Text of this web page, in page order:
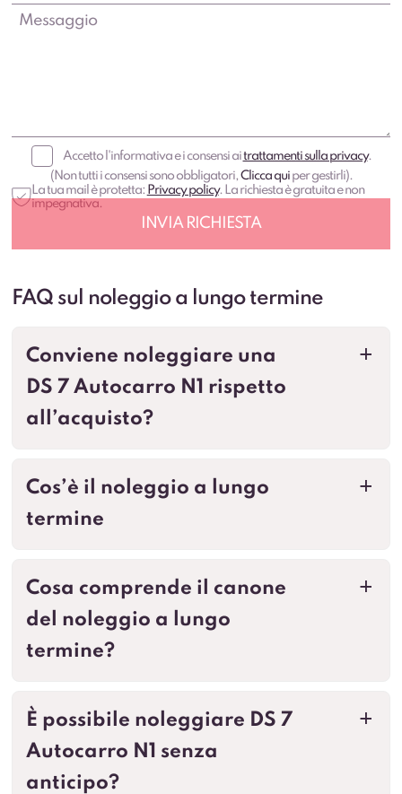
Accetto l'informativa e i consensi aitrattamenti sulla privacy.
(Non tutti i consensi sono obbligatori, Clicca quiper gestirli).
La tua mail è protetta: Privacy policy. La richiesta è gratuita e non
impegnativa.
FAQ sul noleggio a lungo termine
a
Conviene noleggiare una
DS 7 Autocarro N1 rispetto
all’acquisto?
a
Cos’è il noleggio a lungo
termine
a
Cosa comprende il canone
del noleggio a lungo
termine?
a
È possibile noleggiare DS 7
Autocarro N1 senza
anticipo?